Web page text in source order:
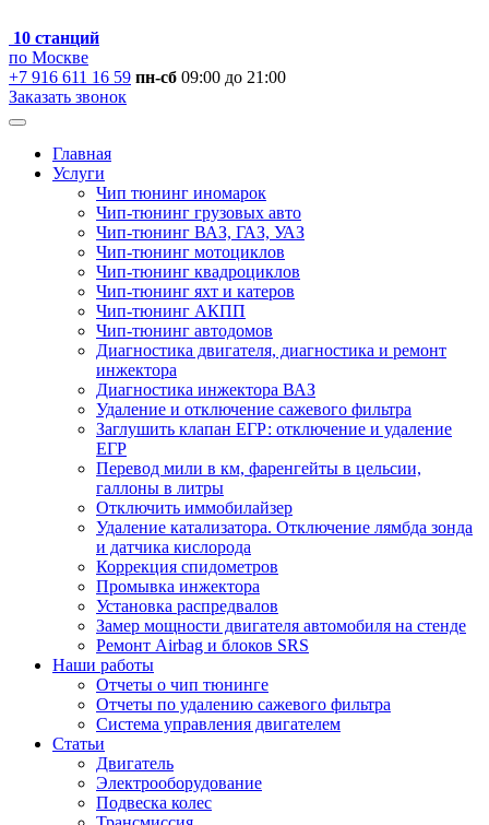
10 станций
по Москве
+7 916 611 16 59 пн-сб 09:00 до 21:00
Заказать звонок
Главная
Услуги
Чип тюнинг иномарок
Чип-тюнинг грузовых авто
Чип-тюнинг ВАЗ, ГАЗ, УАЗ
Чип-тюнинг мотоциклов
Чип-тюнинг квадроциклов
Чип-тюнинг яхт и катеров
Чип-тюнинг АКПП
Чип-тюнинг автодомов
Диагностика двигателя, диагностика и ремонт
инжектора
Диагностика инжектора ВАЗ
Удаление и отключение сажевого фильтра
Заглушить клапан ЕГР: отключение и удаление
ЕГР
Перевод мили в км, фаренгейты в цельсии,
галлоны в литры
Отключить иммобилайзер
Удаление катализатора. Отключение лямбда зонда
и датчика кислорода
Коррекция спидометров
Промывка инжектора
Установка распредвалов
Замер мощности двигателя автомобиля на стенде
Ремонт Airbag и блоков SRS
Наши работы
Отчеты о чип тюнинге
Отчеты по удалению сажевого фильтра
Система управления двигателем
Статьи
Двигатель
Электрооборудование
Подвеска колес